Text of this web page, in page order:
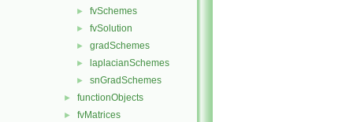
► fvSchemes
► fvSolution
► gradSchemes
► laplacianSchemes
► snGradSchemes
► functionObjects
► fvMatrices